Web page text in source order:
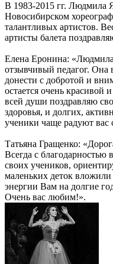
В 1983-2015 гг. Людмила
Новосибирском
талантливых артистов.
артисты балета
Елена Еронина:
отзывчивый педагог. Она
донести с добротой и
остается очень
всей души поздравляю
здоровья, и долгих,
ученики чаще радуют вас
Татьяна Гращенко:
Всегда с
своих учеников,
маленьких деток
энергии Вам на долгие
Очень вас любим!».